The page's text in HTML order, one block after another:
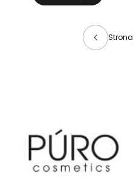
Strona